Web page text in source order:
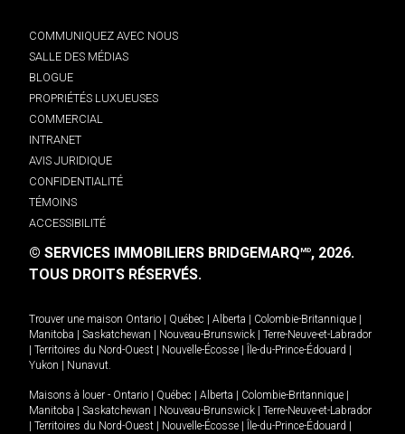
COMMUNIQUEZ AVEC NOUS
SALLE DES MÉDIAS
BLOGUE
PROPRIÉTÉS LUXUEUSES
COMMERCIAL
INTRANET
AVIS JURIDIQUE
CONFIDENTIALITÉ
TÉMOINS
ACCESSIBILITÉ
© SERVICES IMMOBILIERS BRIDGEMARQMD, 2026.
TOUS DROITS RÉSERVÉS.
Trouver une maison Ontario Québec Alberta Colombie-Britannique
Manitoba
Saskatchewan Nouveau-Brunswick
Terre-Neuve-et-Labrador
Territoires du Nord-Ouest Nouvelle-Écosse Île-du-Prince-Édouard
Yukon
Nunavut.
Maisons à louer - Ontario Québec Alberta Colombie-Britannique
Manitoba
Saskatchewan Nouveau-Brunswick
Terre-Neuve-et-Labrador
Territoires du Nord-Ouest Nouvelle-Écosse Île-du-Prince-Édouard